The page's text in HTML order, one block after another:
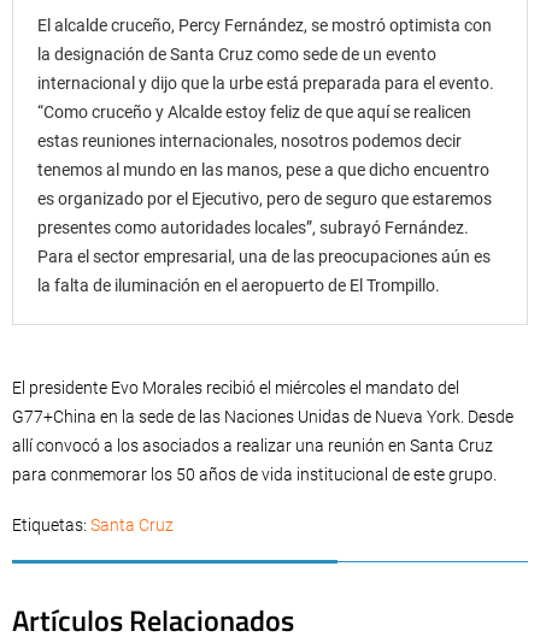
El alcalde cruceño, Percy Fernández, se mostró optimista con
la designación de Santa Cruz como sede de un evento
internacional y dijo que la urbe está preparada para el evento.
“Como cruceño y Alcalde estoy feliz de que aquí se realicen
estas reuniones internacionales, nosotros podemos decir
tenemos al mundo en las manos, pese a que dicho encuentro
es organizado por el Ejecutivo, pero de seguro que estaremos
presentes como autoridades locales”, subrayó Fernández.
Para el sector empresarial, una de las preocupaciones aún es
la falta de iluminación en el aeropuerto de El Trompillo.
El presidente Evo Morales recibió el miércoles el mandato del
G77+China en la sede de las Naciones Unidas de Nueva York. Desde
allí convocó a los asociados a realizar una reunión en Santa Cruz
para conmemorar los 50 años de vida institucional de este grupo.
Etiquetas: Santa Cruz
Artículos Relacionados